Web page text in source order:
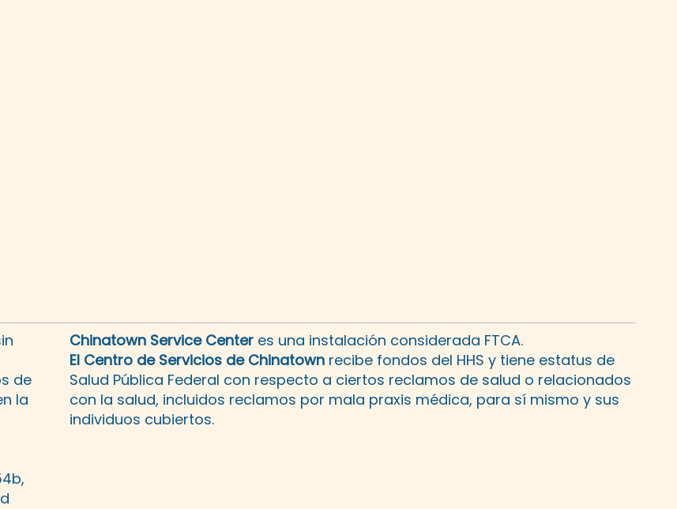
de
la
Chinatown Service Center es una instalación considerada FTCA.
El Centro de Servicios de Chinatown recibe fondos del HHS y tiene estatus de
Salud Pública Federal con respecto a ciertos reclamos de salud o relacionados
con la salud, incluidos reclamos por mala praxis médica, para sí mismo y sus
individuos cubiertos.